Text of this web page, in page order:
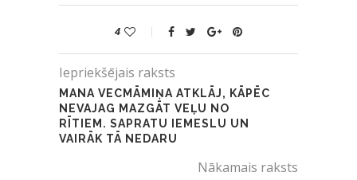
4
Iepriekšējais raksts
MANA VECMĀMIŅA ATKLĀJ, KĀPĒC
NEVAJAG MAZGĀT VEĻU NO
RĪTIEM. SAPRATU IEMESLU UN
VAIRĀK TĀ NEDARU
Nākamais raksts